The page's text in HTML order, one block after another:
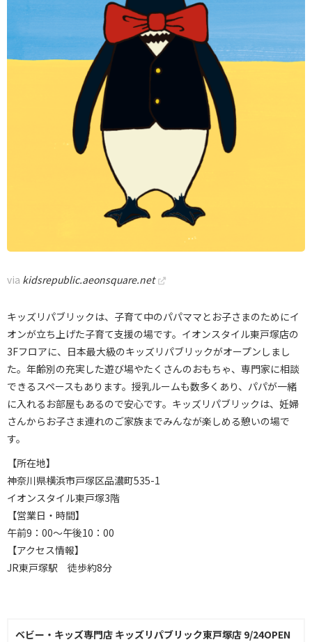
via kidsrepublic.aeonsquare.net
キッズリパブリックは、子育て中のパパママとお子さまのためにイ
オンが立ち上げた子育て支援の場です。イオンスタイル東戸塚店の
3Fフロアに、日本最大級のキッズリパブリックがオープンしまし
た。年齢別の充実した遊び場やたくさんのおもちゃ、専門家に相談
できるスペースもあります。授乳ルームも数多くあり、パパが一緒
に入れるお部屋もあるので安心です。キッズリパブリックは、妊婦
さんからお子さま連れのご家族までみんなが楽しめる憩いの場で
す。
【所在地】
神奈川県横浜市戸塚区品濃町535-1
イオンスタイル東戸塚3階
【営業日・時間】
午前9：00～午後10：00
【アクセス情報】
JR東戸塚駅 徒歩約8分
ベビー・キッズ専門店 キッズリパブリック東戸塚店 9/24OPEN